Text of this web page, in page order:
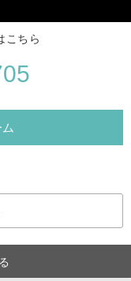
こちら